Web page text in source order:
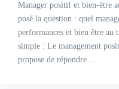
Manager positif et bien-être
posé la question : quel
performances et bien être au
simple : Le management
propose de répondre…